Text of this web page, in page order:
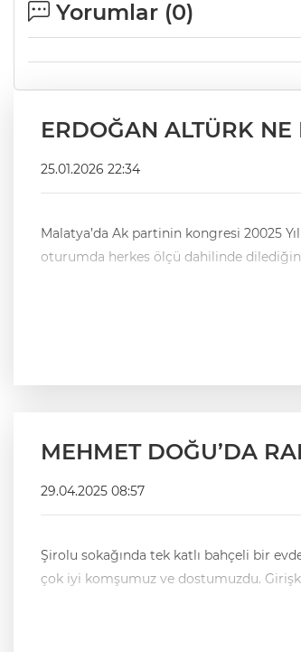
Yorumlar (0)
ERDOĞAN ALTÜRK
25.01.2026 22:34
Malatya’da Ak partinin kongresi 20025
oturumda herkes ölçü dahilinde
MEHMET DOĞU’DA
29.04.2025 08:57
Şirolu sokağında tek katlı bahçeli bir
çok iyi komşumuz ve dostumuzdu.